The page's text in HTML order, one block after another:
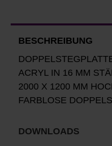
BESCHREIBUNG
ACRYL IN 16 MM
2000 X 1200 MM
FARBLOSE
DOWNLOADS